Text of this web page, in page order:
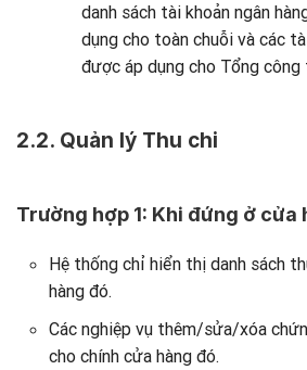
danh sách tài khoản ngân
dụng cho toàn chuỗi và các
được áp dụng cho Tổng công
2.2. Quản lý Thu chi
Trường hợp 1: Khi đứng ở cửa
Hệ thống chỉ hiển thị danh sách
hàng đó.
Các nghiệp vụ thêm/sửa/xóa
cho chính cửa hàng đó.